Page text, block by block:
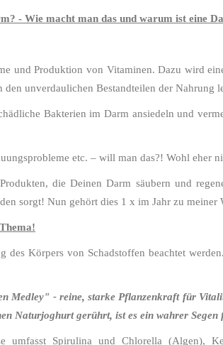
- Wie macht man das und warum ist eine
und Produktion von Vitaminen. Dazu wird
unverdaulichen Bestandteilen der
Bakterien im Darm ansiedeln und
etc. – will man das?! Wohl eher
die Deinen Darm säubern und
sorgt! Nun gehört dies 1 x im Jahr zu meiner
Körpers von Schadstoffen beachtet
Medley" - reine, starke Pflanzenkraft für
Naturjoghurt gerührt, ist es ein wahrer Segen
umfasst Spirulina und Chlorella (Algen),